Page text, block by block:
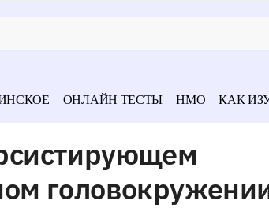
ОНЛАЙН ТЕСТЫ НМО КАК